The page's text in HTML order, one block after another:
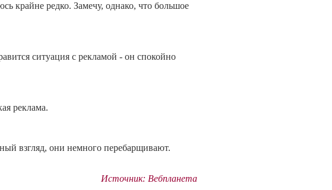
крайне редко. Замечу, однако, что большое
ситуация с рекламой - он спокойно
реклама.
взгляд, они немного перебарщивают.
Источник: Вебпланета